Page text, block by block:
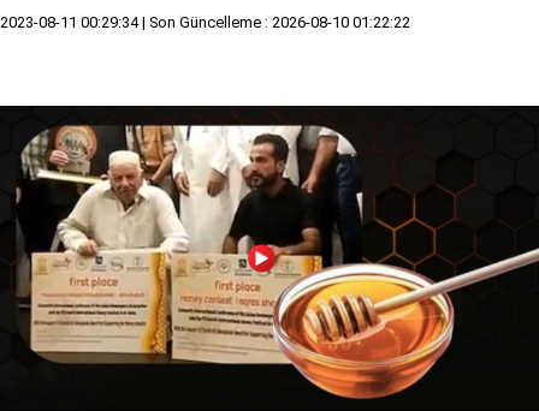
2023-08-11 00:29:34 | Son Güncelleme : 2026-08-10 01:22:22